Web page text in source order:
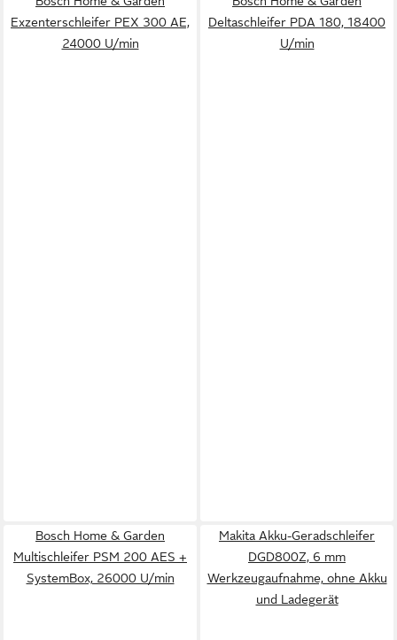
Exzenterschleifer PEX 300 AE,
24000 U/min
Deltaschleifer PDA 180, 18400
U/min
Bosch Home & Garden
Multischleifer PSM 200 AES +
SystemBox, 26000 U/min
Makita Akku-Geradschleifer
DGD800Z, 6 mm
Werkzeugaufnahme, ohne Akku
und Ladegerät